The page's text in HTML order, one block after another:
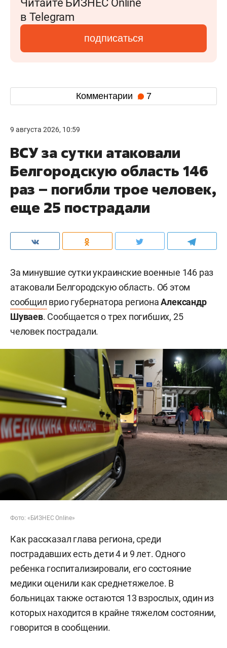
Читайте БИЗНЕС Online
в Telegram
подписаться
Комментарии 7
9 августа 2026, 10:59
ВСУ за сутки атаковали
Белгородскую область 146
раз – погибли трое человек,
еще 25 пострадали
За минувшие сутки украинские военные 146 раз
атаковали Белгородскую область. Об этом
сообщил врио губернатора регионаАлександр
Шуваев. Сообщается о трех погибших, 25
человек пострадали.
Фото: «БИЗНЕС Online»
Как рассказал глава региона, среди
пострадавших есть дети 4 и 9 лет. Одного
ребенка госпитализировали, его состояние
медики оценили как среднетяжелое. В
больницах также остаются 13 взрослых, один из
которых находится в крайне тяжелом состоянии,
говорится в сообщении.